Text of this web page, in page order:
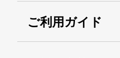
ご利用ガイド